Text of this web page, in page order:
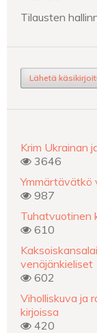
Tilausten
Lähetä
Krim Ukrainan
3646
Ymmärtävätkö
987
Tuhatvuotinen
610
venäjänkieliset
602
Viholliskuva ja
kirjoissa
420